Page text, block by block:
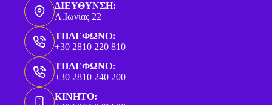
ΔΙΕΥΘΥΝΣΗ:
Λ.Ιωνίας 22
ΤΗΛΕΦΩΝΟ:
+30 2810 220 810
ΤΗΛΕΦΩΝΟ:
+30 2810 240 200
ΚΙΝΗΤΟ: